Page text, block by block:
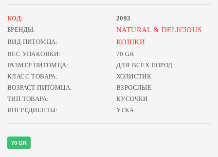
КОД:
2093
БРЕНДЫ:
NATURAL & DELICIOUS
ВИД ПИТОМЦА: КОШКИ
ВЕС УПАКОВКИ:
70 GR
РАЗМЕР ПИТОМЦА:
ДЛЯ ВСЕХ ПОРОД
КЛАСС ТОВАРА:
ХОЛИСТИК
ВОЗРАСТ ПИТОМЦА:
ВЗРОСЛЫЕ
ТИП ТОВАРА:
КУСОЧКИ
ИНГРЕДИЕНТЫ:
УТКА
70 GR